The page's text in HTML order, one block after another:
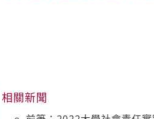
相關新聞